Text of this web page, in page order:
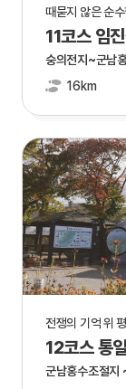
때묻지 않은 순
11코스 임
숭의전지~군남
16km
전쟁의 기억 위
12코스 통
군남홍수조절지